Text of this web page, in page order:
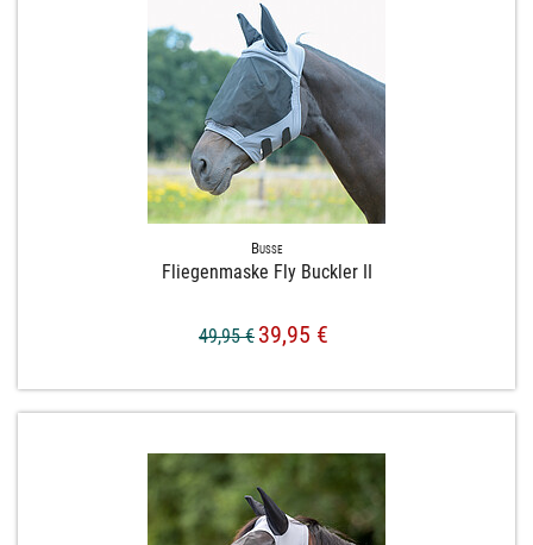
Busse
Fliegenmaske Fly Buckler II
49,95 € 39,95 €